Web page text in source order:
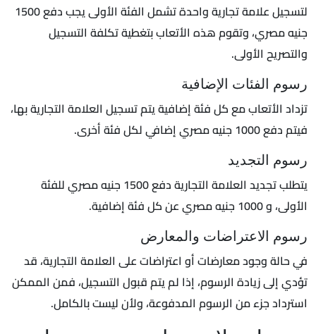
لتسجيل علامة تجارية واحدة تشمل الفئة الأولى يجب دفع 1500
جنيه مصري، وتقوم هذه الأتعاب بتغطية تكلفة التسجيل
والتصريح الأولى.
رسوم الفئات الإضافية
تزداد الأتعاب مع كل فئة إضافية يتم تسجيل العلامة التجارية بها،
فيتم دفع 1000 جنيه مصري إضافي لكل فئة أخرى.
رسوم التجديد
يتطلب تجديد العلامة التجارية دفع 1500 جنيه مصري للفئة
الأولى، و 1000 جنيه مصري عن كل فئة إضافية.
رسوم الاعتراضات والمعارض
في حالة وجود معارضات أو اعتراضات على العلامة التجارية، قد
تؤدي إلى زيادة الرسوم، إذا لم يتم قبول التسجيل، فمن الممكن
استرداد جزء من الرسوم المدفوعة، ولأن ليست بالكامل.